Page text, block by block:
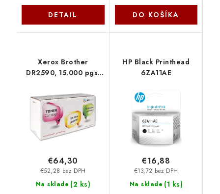
DETAIL DO KOŠÍKA
Xerox Brother
DR2590, 15.000 pgs,
Na sklade (2 ks)
€52,28 bez DPH
€64,30
HP Black Printhead
6ZA11AE
Na sklade (1 ks)
€13,72 bez DPH
€16,88